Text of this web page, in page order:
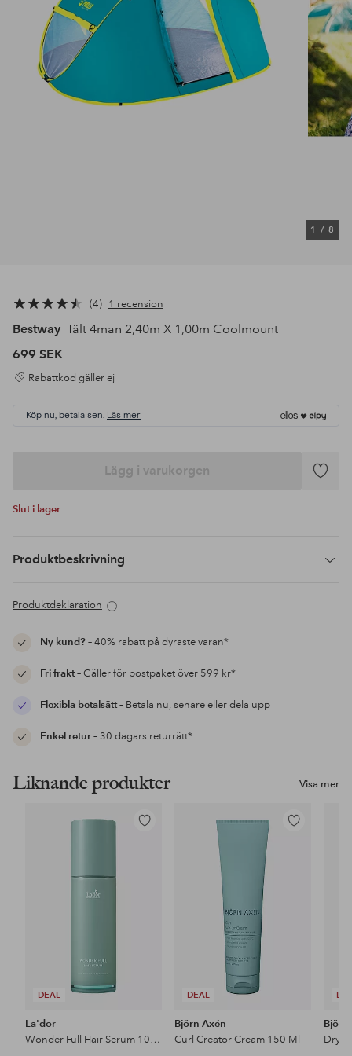
1 / 8
4 1 recension
Bestway Tält 4man 2,40m X 1,00m Coolmount
699 SEK
Rabattkod gäller ej
Köp nu, betala sen. Läs mer
Lägg i varukorgen
Lägg
Slut i lager
Produktbeskrivning
Produktdeklaration
Ny kund?– 40% rabatt på dyraste varan*
Fri frakt– Gäller för postpaket över 599 kr*
Flexibla betalsätt– Betala nu, senare eller dela upp
Enkel retur– 30 dagars returrätt*
Visa mer
Liknande produkter
DEAL
Lägg
La'dor
Wonder Full Hair Serum 100 ml
DEAL
Lägg
Björn Axén
Curl Creator Cream 150 Ml
Björn